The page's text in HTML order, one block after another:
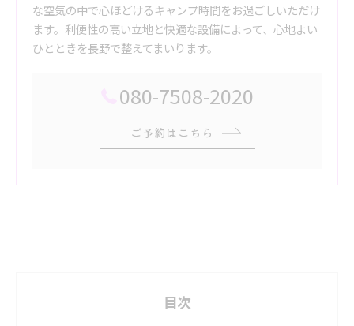
な空気の中で心ほどけるキャンプ時間をお過ごしいただけ
ます。利便性の高い立地と快適な設備によって、心地よい
ひとときを長野で整えてまいります。
080-7508-2020
ご予約はこちら
目次